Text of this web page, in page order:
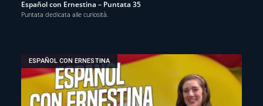
Español con Ernestina – Puntata 35
Puntata dedicata alle curiosità.
ESPAÑOL CON ERNESTINA